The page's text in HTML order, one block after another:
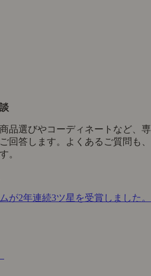
品選びやコーディネートなど、専
回答します。よくあるご質問も、
。
が2年連続3ツ星を受賞しました。